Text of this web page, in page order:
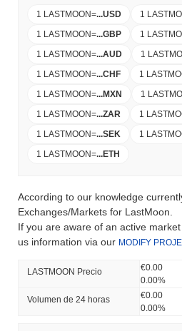
1 LASTMOON=...USD 1
1 LASTMOON=...GBP 1
1 LASTMOON=...AUD 1
1 LASTMOON=...CHF 1
1 LASTMOON=...MXN 1
1 LASTMOON=...ZAR 1
1 LASTMOON=...SEK 1
1 LASTMOON=...ETH
According to our knowledge
Exchanges/Markets for LastMoon.
If you are aware of an active
us information via our MODIFY
LASTMOON Precio
€0.00
0.00%
Volumen de 24 horas
€0.00
0.00%